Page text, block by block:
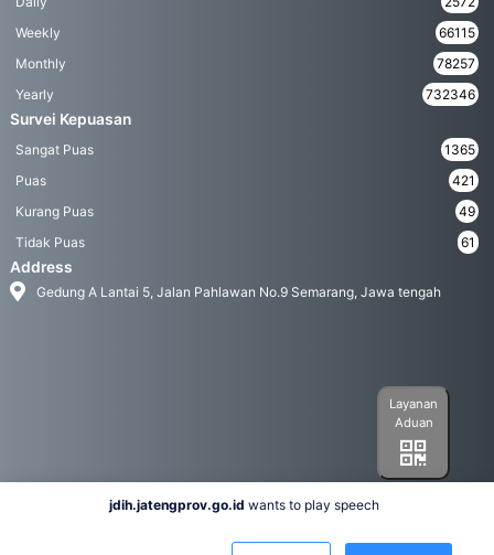
Weekly
66115
Monthly
78257
Yearly
732346
Survei Kepuasan
Sangat Puas
1365
Puas
421
Kurang Puas
49
Tidak Puas
61
Address
Gedung A Lantai 5, Jalan Pahlawan No.9 Semarang, Jawa tengah
Layanan
Aduan
jdih.jatengprov.go.id wants to play speech